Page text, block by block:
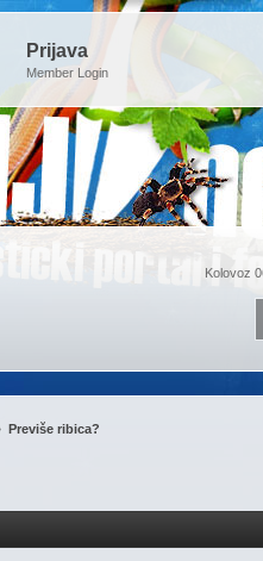
Prijava
Member Login
Kolovoz
Previše ribica?